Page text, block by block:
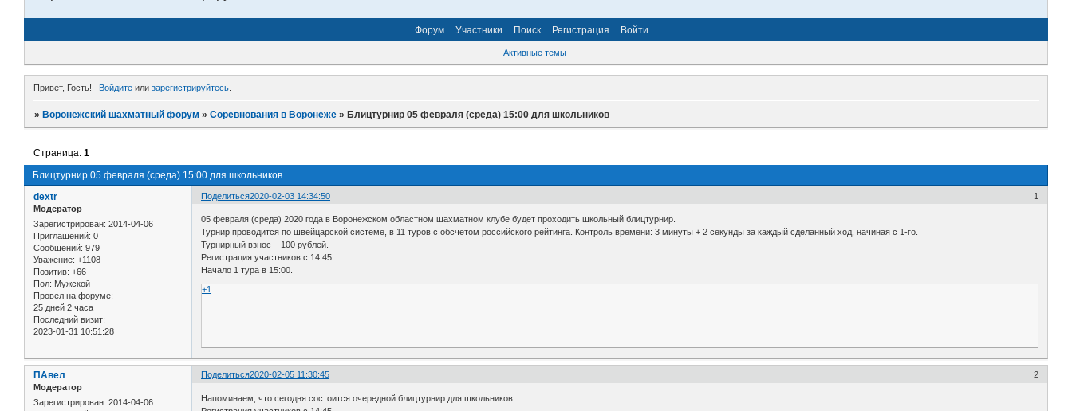
Форум Участники Поиск Регистрация Войти
Активные темы
Привет, Гость! Войдитеили зарегистрируйтесь.
»Воронежский шахматный форум »Соревнования в Воронеже »Блицтурнир 05 февраля (среда) 15:00 для школьников
Блицтурнир 05 февраля (среда) 15:00 для школьников
Страница:1
Поделиться 1
2020-02-03 14:34:50
dextr
Модератор
Зарегистрирован: 2014-04-06
Приглашений: 0
Сообщений: 979
Уважение: +1108
Позитив: +66
Пол: Мужской
Провел на форуме:
25 дней 2 часа
Последний визит:
2023-01-31 10:51:28
05 февраля (среда) 2020 года в Воронежском областном шахматном клубе будет проходить школьный блицтурнир.
Турнир проводится по швейцарской системе, в 11 туров с обсчетом российского рейтинга. Контроль времени: 3 минуты + 2 секунды за каждый сделанный ход, начиная с 1-го.
Турнирный взнос – 100 рублей.
Регистрация участников с 14:45.
Начало 1 тура в 15:00.
+1
Поделиться 2
2020-02-05 11:30:45
ПАвел
Модератор
Зарегистрирован: 2014-04-06
Напоминаем, что сегодня состоится очередной блицтурнир для школьников.